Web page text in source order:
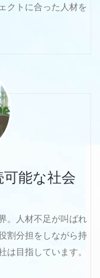
クトに合った人材を
可能な社会
。人材不足が叫ばれ
割分担をしながら持
は目指しています。